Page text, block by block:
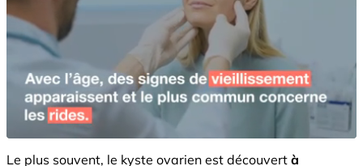
Le plus souvent, le kyste ovarien est découvert à